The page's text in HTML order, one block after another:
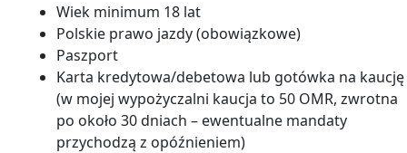
Wiek minimum 18 lat
Polskie prawo jazdy (obowiązkowe)
Paszport
Karta kredytowa/debetowa lub gotówka na kaucję
(w mojej wypożyczalni kaucja to 50 OMR, zwrotna
po około 30 dniach – ewentualne mandaty
przychodzą z opóźnieniem)